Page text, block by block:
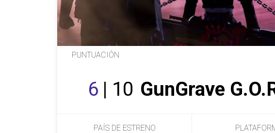
PUNTUACIÓN
6 | 10 GunGrave
PAÍS DE ESTRENO